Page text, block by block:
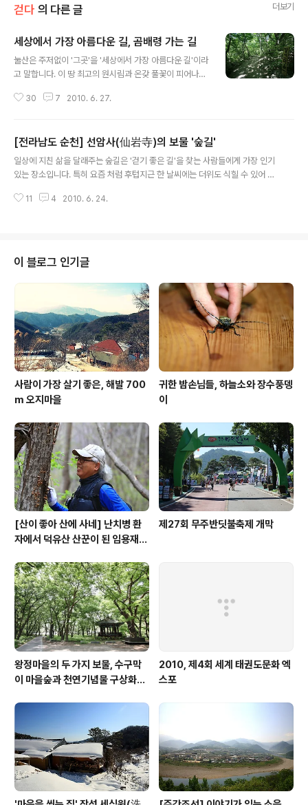
걷다 의 다른 글 더보기
세상에서 가장 아름다운 길, 곰배령 가는 길
눌산은 주저없이 '그곳'을 '세상에서 가장 아름다운 길'이라
고 말합니다. 이 땅 최고의 원시림과 온갖 풀꽃이 피어나는
르는 곳. '천상의 화원'으로 소문 난 곰배령 가는 길입니다.
고향'이라 일컫는 오지의 대명사 강원도 인제군 기린면 진
동리입니다. 눈이 많이 내리는 지역 특성상 설피없이는 못
산다 해서 마을 이름도 '설피밭'입니다. 설피밭은 해발 70
라 온 셈입니다. 강선마을은 해발 800m지만 역시 오르막
30 7 2010. 6. 27.
[전라남도 순천] 선암사(仙岩寺)의 보물 '숲길'
일상에 지친 삶을 달래주는 숲길은 '걷기 좋은 길'을 찾는 사람들에게 가장 인기
있는 장소입니다. 특히 요즘 처럼 후텁지근 한 날씨에는 더위도 식힐 수 있어 일
요합니다. 걷기 위해 즐겨 찾는 곳 중 하나가 산사입니다. 접근성과 편리성, 고즈
내내 계곡이 함께해 땀이 흐를 틈이 없습니다. 숲길 중간 쯤에 있는 부도밭입니
다. 자생차로 유명한 '선암사 차밭'이 뒤로 이어집니다. 선암사를 더욱 유명하게
만든 명물은..
11 4 2010. 6. 24.
이 블로그 인기글
사람이 가장 살기 좋은, 해발 700
m 오지마을
귀한 밤손님들, 하늘소와 장수풍뎅
이
[산이 좋아 산에 사네] 난치병 환
자에서 덕유산 산꾼이 된 임용재
제27회 무주반딧불축제 개막
왕정마을의 두 가지 보물, 수구막
이 마을숲과 천연기념물 구상화강
2010, 제4회 세계 태권도문화 엑
스포